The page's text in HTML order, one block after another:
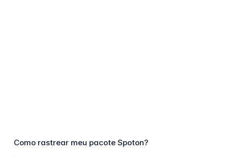
Como rastrear meu pacote Spoton?